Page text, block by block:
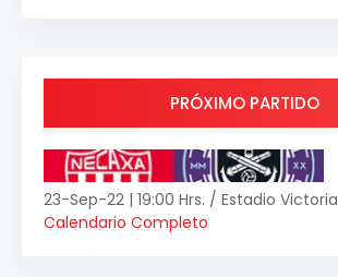
PRÓXIMO PARTIDO
23-Sep-22 | 19:00 Hrs. / Estadio Victoria
Calendario Completo